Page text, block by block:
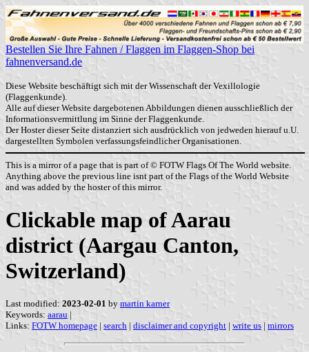
Bestellen Sie Ihre Fahnen / Flaggen im Flaggen-Shop bei
fahnenversand.de
Diese Website beschäftigt sich mit der Wissenschaft der Vexillologie
(Flaggenkunde).
Alle auf dieser Website dargebotenen Abbildungen dienen ausschließlich der
Informationsvermittlung im Sinne der Flaggenkunde.
Der Hoster dieser Seite distanziert sich ausdrücklich von jedweden hierauf u.U.
dargestellten Symbolen verfassungsfeindlicher Organisationen.
This is a mirror of a page that is part of © FOTW Flags Of The World website.
Anything above the previous line isnt part of the Flags of the World Website
and was added by the hoster of this mirror.
Clickable map of Aarau
district (Aargau Canton,
Switzerland)
Last modified: 2023-02-01 by martin karner
Keywords: aarau |
Links: FOTW homepage | search | disclaimer and copyright | write us | mirrors